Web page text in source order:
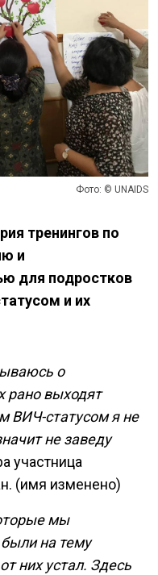
Фото: © UNAIDS
тренингов по
и
для подростков
и их
о
рано выходят
ВИЧ-статусом я не
не заведу
участница
(имя изменено)
мы
на тему
них устал. Здесь